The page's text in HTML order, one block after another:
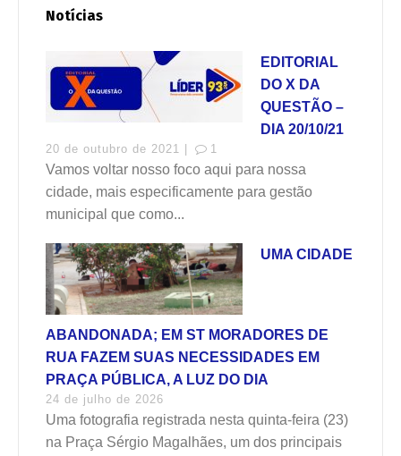
Notícias
EDITORIAL
DO X DA
QUESTÃO –
DIA 20/10/21
20 de outubro de 2021 | 1
Vamos voltar nosso foco aqui para nossa
cidade, mais especificamente para gestão
municipal que como...
UMA CIDADE
ABANDONADA; EM ST MORADORES DE
RUA FAZEM SUAS NECESSIDADES EM
PRAÇA PÚBLICA, A LUZ DO DIA
24 de julho de 2026
Uma fotografia registrada nesta quinta-feira (23)
na Praça Sérgio Magalhães, um dos principais